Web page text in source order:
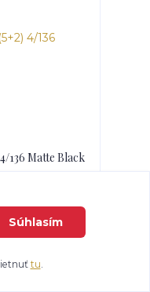
136 Matte Black
košíka
Súhlasím
tu